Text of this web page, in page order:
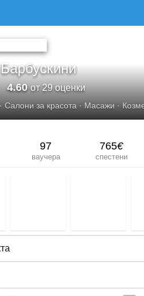
4.60от 29 оценки
· Салони за красота · Масажи ·
97
ваучера
765€
спестени